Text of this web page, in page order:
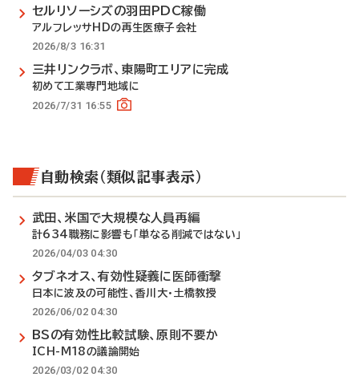
セルリソーシズの羽田PDC稼働
アルフレッサHDの再生医療子会社
2026/8/3 16:31
三井リンクラボ、東陽町エリアに完成
初めて工業専門地域に
2026/7/31 16:55
自動検索（類似記事表示）
武田、米国で大規模な人員再編
計634職務に影響も「単なる削減ではない」
2026/04/03 04:30
タブネオス、有効性疑義に医師衝撃
日本に波及の可能性、香川大・土橋教授
2026/06/02 04:30
BSの有効性比較試験、原則不要か
ICH-M18の議論開始
2026/03/02 04:30